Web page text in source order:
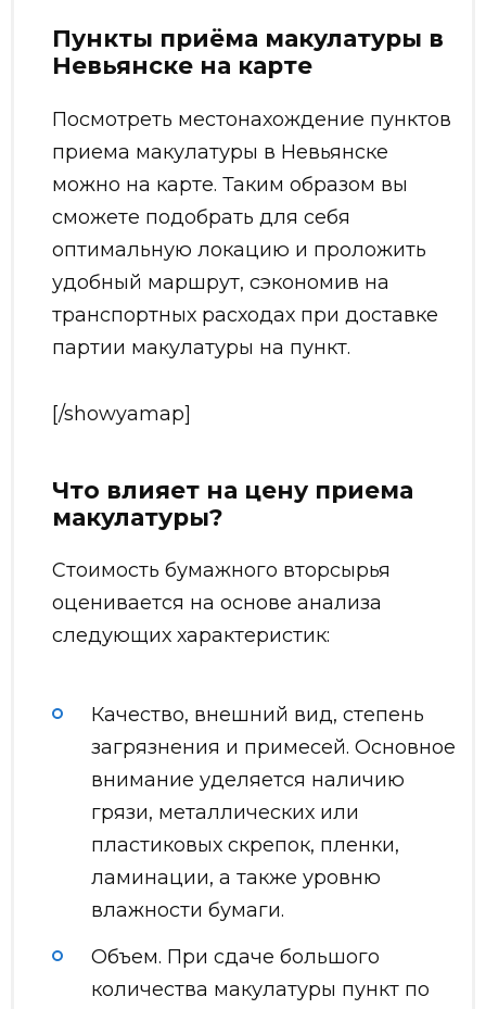
Пункты приёма макулатуры в
Невьянске на карте
Посмотреть местонахождение пунктов
приема макулатуры в Невьянске
можно на карте. Таким образом вы
сможете подобрать для себя
оптимальную локацию и проложить
удобный маршрут, сэкономив на
транспортных расходах при доставке
партии макулатуры на пункт.
[/showyamap]
Что влияет на цену приема
макулатуры?
Стоимость бумажного вторсырья
оценивается на основе анализа
следующих характеристик:
Качество, внешний вид, степень
загрязнения и примесей. Основное
внимание уделяется наличию
грязи, металлических или
пластиковых скрепок, пленки,
ламинации, а также уровню
влажности бумаги.
Объем. При сдаче большого
количества макулатуры пункт по